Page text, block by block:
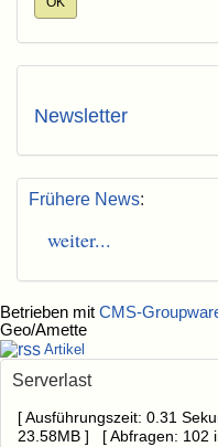
Newsletter
Frühere News:
weiter...
Betrieben mit CMS-
Geo/Amette
Artikel
Serverlast
[ Ausführungszeit: 0.31
23.58MB ] [ Abfragen: 102